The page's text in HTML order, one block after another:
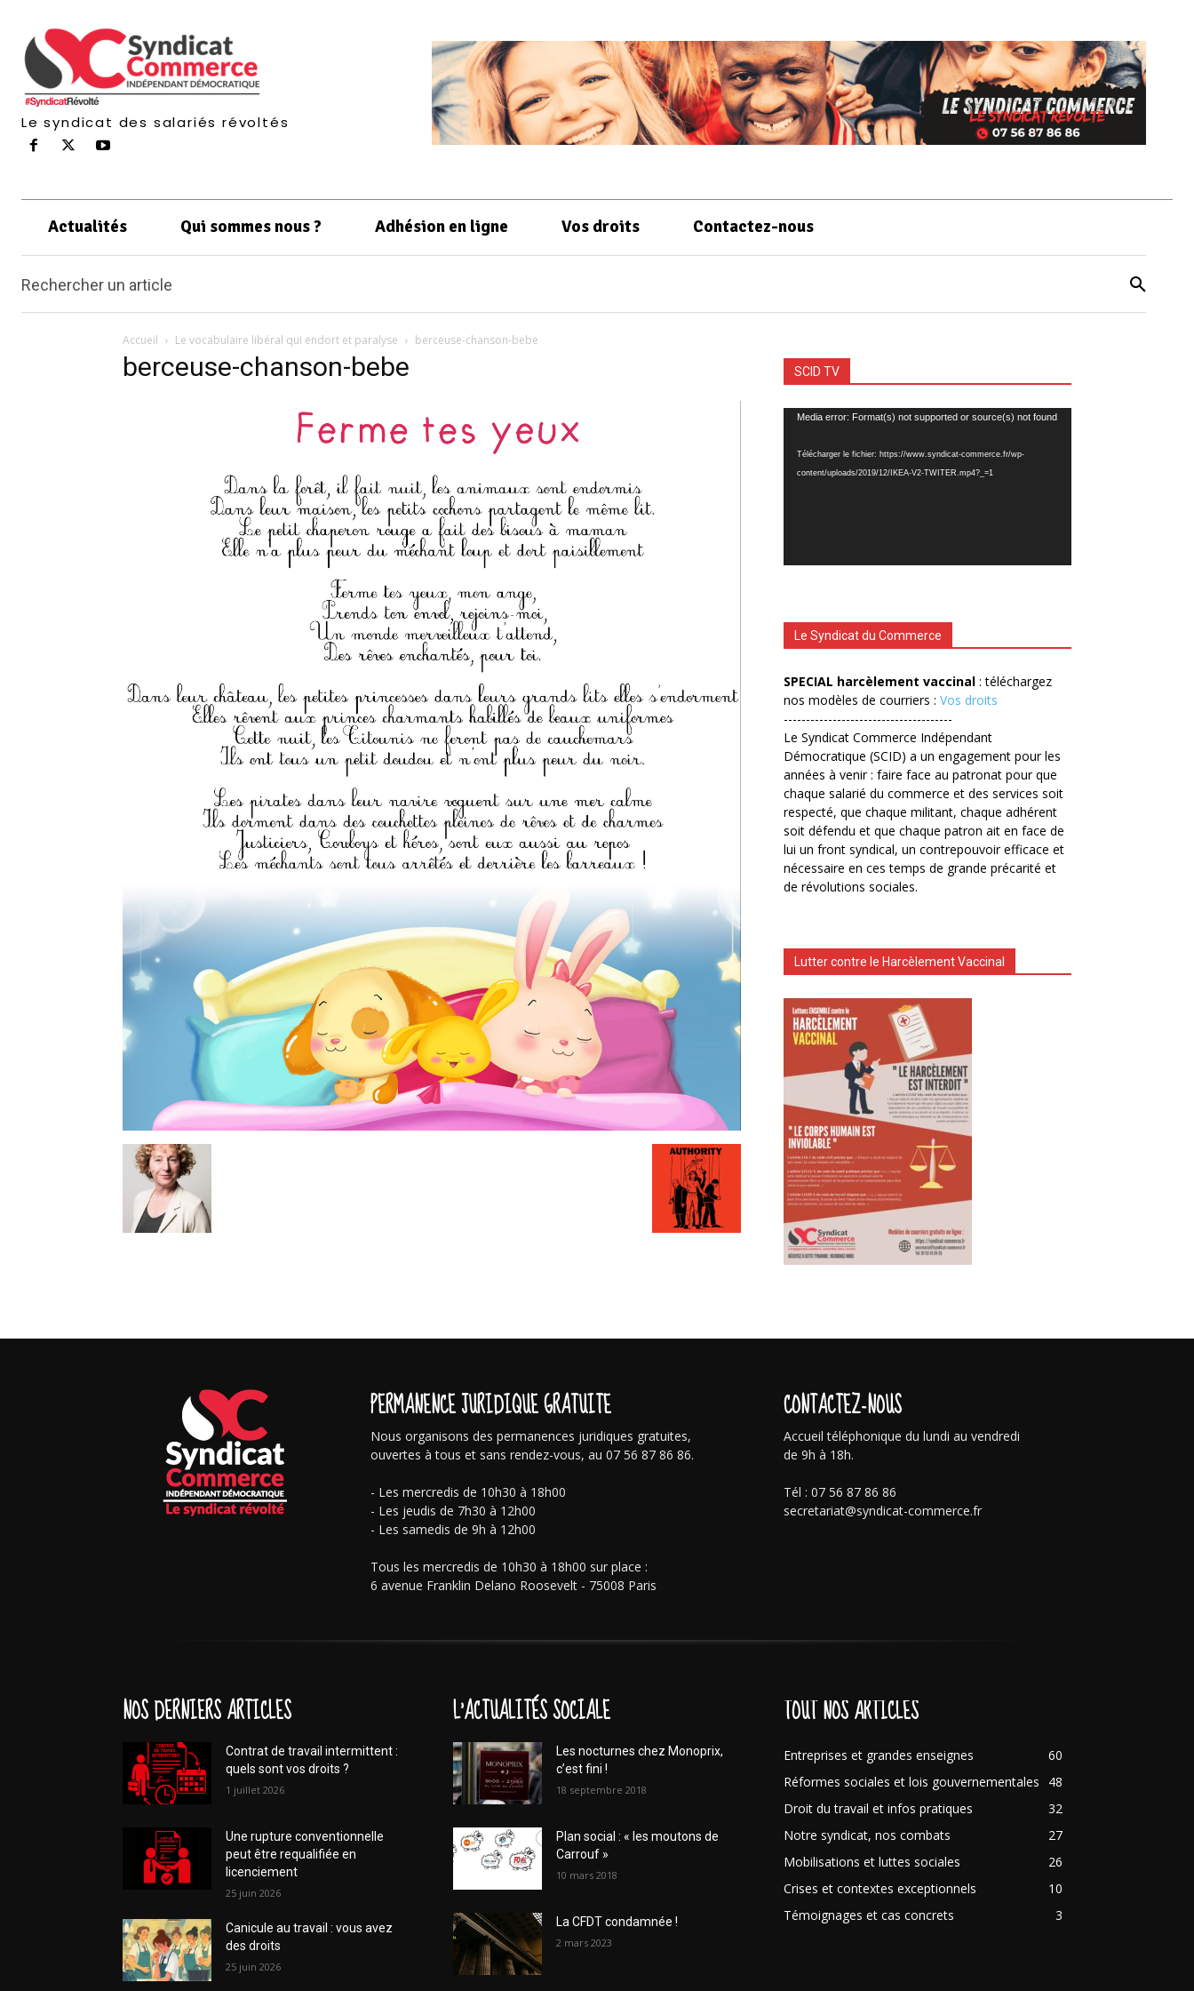
Le syndicat des salariés révoltés
Actualités Qui sommes nous ? Adhésion en ligne Vos droits Contactez-nous
Rechercher un article
Accueil Le vocabulaire libéral qui endort et paralyse berceuse-chanson-bebe
berceuse-chanson-bebe SCID TV
Lecteur
Media error: Format(s) not supported or source(s) not found
Télécharger le fichier: https://www.syndicat-commerce.fr/wp-
content/uploads/2019/12/IKEA-V2-TWITER.mp4?_=1
Le Syndicat du Commerce
SPECIAL harcèlement vaccinal : téléchargez
nos modèles de courriers : Vos droits
--------------------------------------
Le Syndicat Commerce Indépendant
Démocratique (SCID) a un engagement pour les
années à venir : faire face au patronat pour que
chaque salarié du commerce et des services soit
respecté, que chaque militant, chaque adhérent
soit défendu et que chaque patron ait en face de
lui un front syndical, un contrepouvoir efficace et
nécessaire en ces temps de grande précarité et
de révolutions sociales.
Lutter contre le Harcèlement Vaccinal
PERMANENCE JURIDIQUE GRATUITE
Nous organisons des permanences juridiques gratuites,
ouvertes à tous et sans rendez-vous, au 07 56 87 86 86.
- Les mercredis de 10h30 à 18h00
- Les jeudis de 7h30 à 12h00
- Les samedis de 9h à 12h00
Tous les mercredis de 10h30 à 18h00 sur place :
6 avenue Franklin Delano Roosevelt - 75008 Paris
CONTACTEZ-NOUS
Accueil téléphonique du lundi au vendredi
de 9h à 18h.
Tél : 07 56 87 86 86
secretariat@syndicat-commerce.fr
NOS DERNIERS ARTICLES
Contrat de travail intermittent :
quels sont vos droits ?
1 juillet 2026
Une rupture conventionnelle
peut être requalifiée en
licenciement
25 juin 2026
Canicule au travail : vous avez
des droits
25 juin 2026
L'ACTUALITÉS SOCIALE
Les nocturnes chez Monoprix,
c’est fini !
18 septembre 2018
Plan social : « les moutons de
Carrouf »
10 mars 2018
La CFDT condamnée !
2 mars 2023
TOUT NOS ARTICLES
Entreprises et grandes enseignes
60
Réformes sociales et lois gouvernementales
48
Droit du travail et infos pratiques
32
Notre syndicat, nos combats
27
Mobilisations et luttes sociales
26
Crises et contextes exceptionnels
10
Témoignages et cas concrets
3